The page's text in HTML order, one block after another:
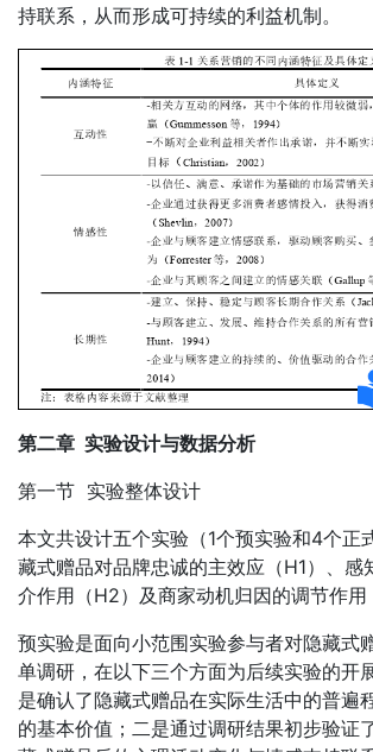
持联系，从而形成可持续的利益机制。
第二章 实验设计与数据分析
第一节 实验整体设计
本文共设计五个实验（1个预实验和4个正
藏式赠品对品牌忠诚的主效应（H1）、感
介作用（H2）及商家动机归因的调节作用
预实验是面向小范围实验参与者对隐藏式
单调研，在以下三个方面为后续实验的开
是确认了隐藏式赠品在实际生活中的普遍
的基本价值；二是通过调研结果初步验证